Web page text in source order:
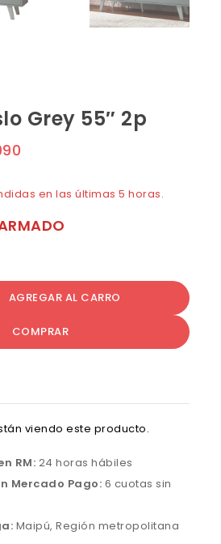
Grey 55″ 2p
en las últimas 5 horas.
AGREGAR AL CARRO
COMPRAR
viendo este producto.
RM: 24 horas hábiles
Mercado Pago: 6 cuotas sin
Maipú, Región metropolitana